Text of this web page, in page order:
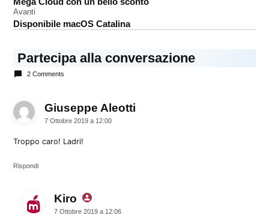
articoli
Avanti
Disponibile macOS Catalina
Partecipa alla conversazione
2 Comments
Giuseppe Aleotti
7 Ottobre 2019 a 12:00
Troppo caro! Ladri!
Rispondi
Kiro dice:
7 Ottobre 2019 a 12:06